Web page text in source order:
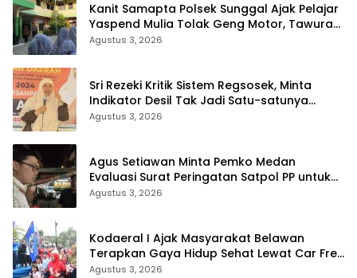
Kanit Samapta Polsek Sunggal Ajak Pelajar
Yaspend Mulia Tolak Geng Motor, Tawuran,
dan Narkoba
Agustus 3, 2026
Sri Rezeki Kritik Sistem Regsosek, Minta
Indikator Desil Tak Jadi Satu-satunya
Acuan Penyaluran Bansos
Agustus 3, 2026
Agus Setiawan Minta Pemko Medan
Evaluasi Surat Peringatan Satpol PP untuk
PKL Jalan Semarang
Agustus 3, 2026
Kodaeral I Ajak Masyarakat Belawan
Terapkan Gaya Hidup Sehat Lewat Car Free
Day
Agustus 3, 2026